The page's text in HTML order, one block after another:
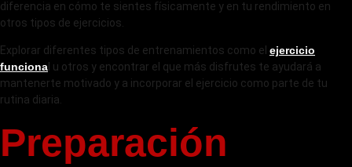
diferencia en cómo te sientes físicamente y en tu rendimiento en
otros tipos de ejercicios.
Explorar diferentes tipos de entrenamientos como el ejercicio
funciona l u otros y encontrar el que más disfrutes te ayudará a
mantenerte motivado y a incorporar el ejercicio como parte de tu
rutina diaria.
Preparación